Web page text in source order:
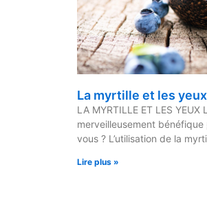
La myrtille et les yeux
LA MYRTILLE ET LES
merveilleusement
vous ? L’utilisation de la
Lire plus »